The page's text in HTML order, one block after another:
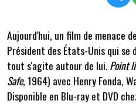
Aujourd'hui, un film de menace
Président des États-Unis qui
tout s'agite autour de lui.Point
Safe, 1964) avec Henry Fonda,
Disponible en Blu-ray et DVD